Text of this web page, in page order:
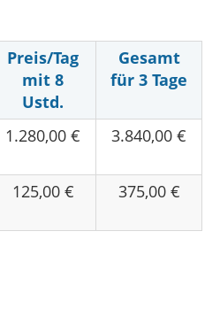
Preis/Tag
mit 8
Ustd.
Gesamt
für 3 Tage
1.280,00 € 3.840,00 €
125,00 € 375,00 €